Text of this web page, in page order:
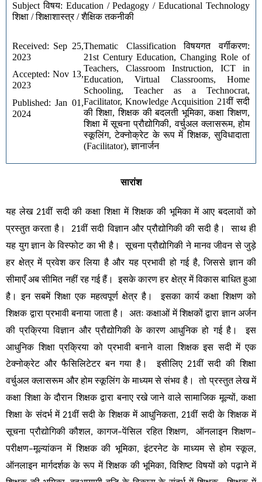
Subject विषय: Education / Pedagogy / Educational Technology
शिक्षा / शिक्षाशास्त्र / शैक्षिक तकनीकी
Received: Sep 25,
2023
Accepted: Nov 13,
2023
Published: Jan 01,
2024
Thematic Classification विषयगत वर्गीकरण:
21st Century Education, Changing Role of
Teachers, Classroom Instruction, ICT in
Education, Virtual Classrooms, Home
Schooling, Teacher as a Technocrat,
Facilitator, Knowledge Acquisition 21वीं सदी
की शिक्षा, शिक्षक की बदलती भूमिका, कक्षा शिक्षण,
शिक्षा में सूचना प्रौद्योगिकी, वर्चुअल क्लासरूम, होम
स्कूलिंग, टेक्नोक्रेट के रूप में शिक्षक, सुविधादाता
(Facilitator), ज्ञानार्जन
सारांश
यह लेख 21वीं सदी की कक्षा शिक्षा में शिक्षक की भूमिका में आए बदलावों को
प्रस्तुत करता है। 21वीं सदी विज्ञान और प्रौद्योगिकी की सदी है। साथ ही
यह युग ज्ञान के विस्फोट का भी है। सूचना प्रौद्योगिकी ने मानव जीवन से जुड़े
हर क्षेत्र में प्रवेश कर लिया है और यह प्रभावी हो गई है, जिससे ज्ञान की
सीमाएँ अब सीमित नहीं रह गई हैं। इसके कारण हर क्षेत्र में विकास बाधित हुआ
है।
इन सबमें शिक्षा एक महत्वपूर्ण क्षेत्र है। इसका कार्य कक्षा शिक्षण को
शिक्षक द्वारा प्रभावी बनाया जाता है। अतः कक्षाओं में शिक्षकों द्वारा ज्ञान अर्जन
की प्रक्रिया विज्ञान और प्रौद्योगिकी के कारण आधुनिक हो गई है।
इस
आधुनिक शिक्षा प्रक्रिया को प्रभावी बनाने वाला शिक्षक इस सदी में एक
टेक्नोक्रेट और फैसिलिटेटर बन गया है। इसीलिए 21वीं सदी की शिक्षा
वर्चुअल क्लासरूम और होम स्कूलिंग के माध्यम से संभव है। तो प्रस्तुत लेख में
कक्षा शिक्षा के दौरान शिक्षक द्वारा बनाए रखे जाने वाले सामाजिक मूल्यों, कक्षा
शिक्षा के संदर्भ में 21वीं सदी के शिक्षक में आधुनिकता, 21वीं सदी के शिक्षक में
सूचना प्रौद्योगिकी कौशल, कागज–पेंसिल रहित शिक्षण, ऑनलाइन शिक्षण–
परीक्षण–मूल्यांकन में शिक्षक की भूमिका, इंटरनेट के माध्यम से होम स्कूल
ऑनलाइन मार्गदर्शक के रूप में शिक्षक की भूमिका, विशिष्ट विषयों को पढ़ाने में